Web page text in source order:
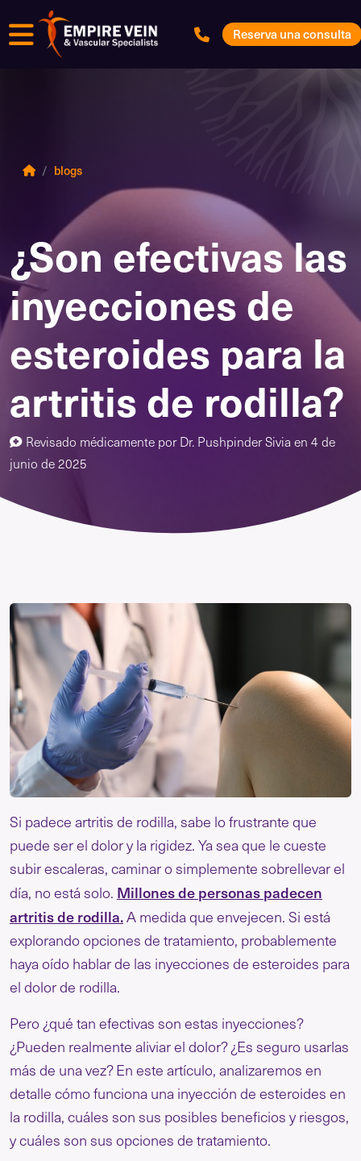
Menú Reserva una consulta
blogs
¿Son efectivas las
inyecciones de
esteroides para la
artritis de rodilla?
Revisado médicamente porDr. Pushpinder Sivia en 4 de
junio de 2025
Si padece artritis de rodilla, sabe lo frustrante que
puede ser el dolor y la rigidez. Ya sea que le cueste
subir escaleras, caminar o simplemente sobrellevar el
día, no está solo. Millones de personas padecen
artritis de rodilla.A medida que envejecen. Si está
explorando opciones de tratamiento, probablemente
haya oído hablar de las inyecciones de esteroides para
el dolor de rodilla.
Pero ¿qué tan efectivas son estas inyecciones?
¿Pueden realmente aliviar el dolor? ¿Es seguro usarlas
más de una vez? En este artículo, analizaremos en
detalle cómo funciona una inyección de esteroides en
la rodilla, cuáles son sus posibles beneficios y riesgos,
y cuáles son sus opciones de tratamiento.